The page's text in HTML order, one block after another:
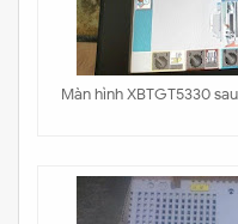
Màn hình XBTGT5330